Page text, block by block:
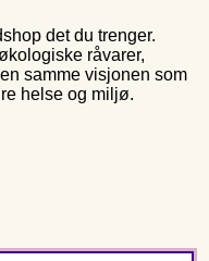
det du trenger.
råvarer,
samme visjonen som
helse og miljø.